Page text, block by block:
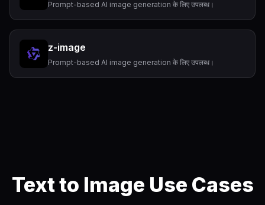
Prompt-based AI image generation के लिए उपलब्ध।
z-image
Prompt-based AI image generation के लिए उपलब्ध।
Text to Image Use Cases